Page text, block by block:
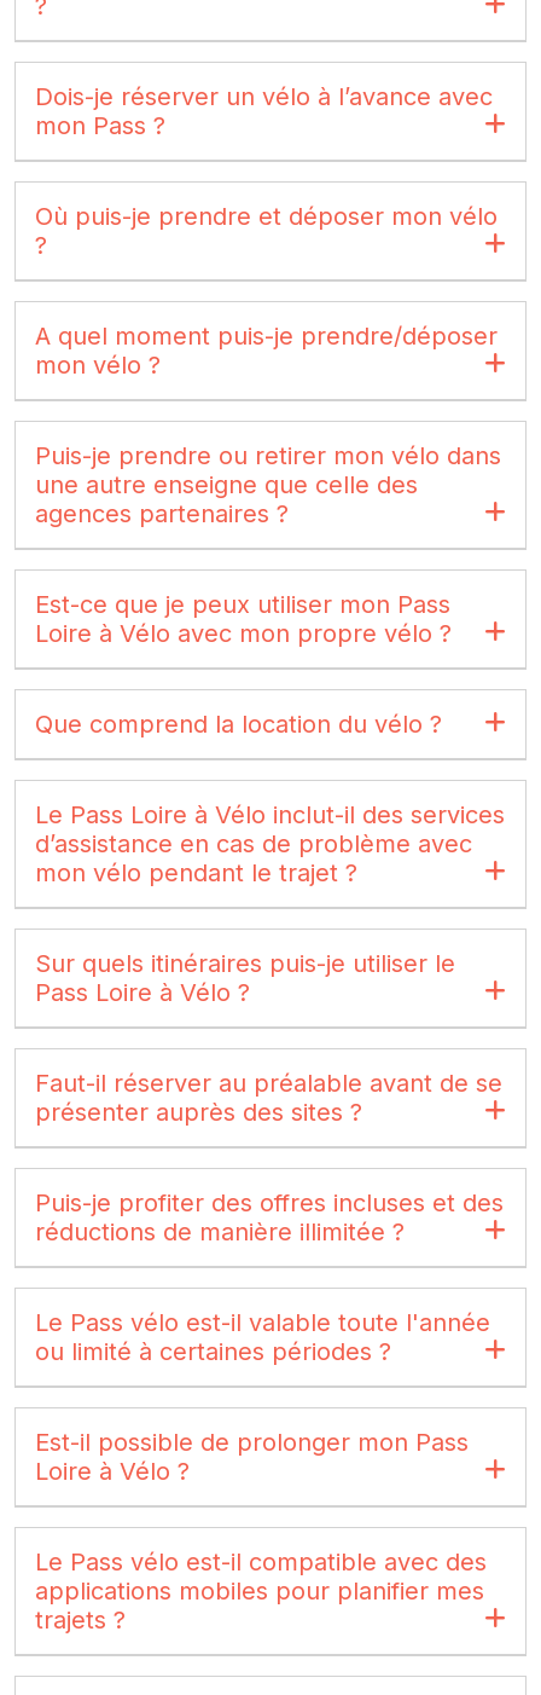
?
Dois-je réserver un vélo à l’avance avec
mon Pass ?
Où puis-je prendre et déposer mon vélo
?
A quel moment puis-je prendre/déposer
mon vélo ?
Puis-je prendre ou retirer mon vélo dans
une autre enseigne que celle des
agences partenaires ?
Est-ce que je peux utiliser mon Pass
Loire à Vélo avec mon propre vélo ?
Que comprend la location du vélo ?
Le Pass Loire à Vélo inclut-il des services
d’assistance en cas de problème avec
mon vélo pendant le trajet ?
Sur quels itinéraires puis-je utiliser le
Pass Loire à Vélo ?
Faut-il réserver au préalable avant de se
présenter auprès des sites ?
Puis-je profiter des offres incluses et des
réductions de manière illimitée ?
Le Pass vélo est-il valable toute l'année
ou limité à certaines périodes ?
Est-il possible de prolonger mon Pass
Loire à Vélo ?
Le Pass vélo est-il compatible avec des
applications mobiles pour planifier mes
trajets ?